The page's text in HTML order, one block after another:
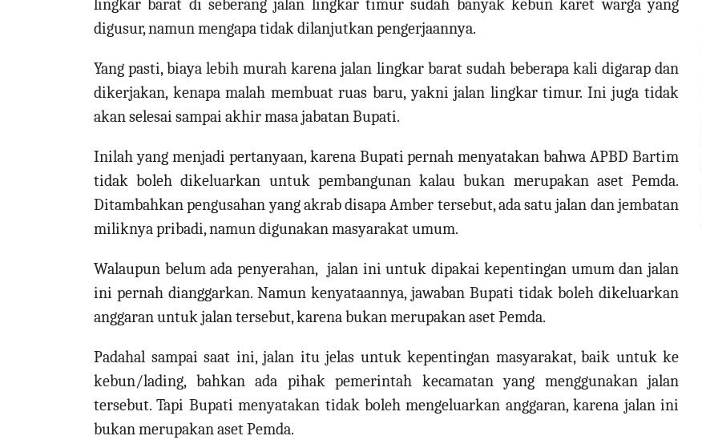
lingkar barat di seberang jalan lingkar timur sudah banyak kebun karet warga yang
digusur, namun mengapa tidak dilanjutkan pengerjaannya.
Yang pasti, biaya lebih murah karena jalan lingkar barat sudah beberapa kali digarap dan
dikerjakan, kenapa malah membuat ruas baru, yakni jalan lingkar timur. Ini juga tidak
akan selesai sampai akhir masa jabatan Bupati.
Inilah yang menjadi pertanyaan, karena Bupati pernah menyatakan bahwa APBD Bartim
tidak boleh dikeluarkan untuk pembangunan kalau bukan merupakan aset Pemda.
Ditambahkan pengusahan yang akrab disapa Amber tersebut, ada satu jalan dan jembatan
miliknya pribadi, namun digunakan masyarakat umum.
Walaupun belum ada penyerahan, jalan ini untuk dipakai kepentingan umum dan jalan
ini pernah dianggarkan. Namun kenyataannya, jawaban Bupati tidak boleh dikeluarkan
anggaran untuk jalan tersebut, karena bukan merupakan aset Pemda.
Padahal sampai saat ini, jalan itu jelas untuk kepentingan masyarakat, baik untuk ke
kebun/lading, bahkan ada pihak pemerintah kecamatan yang menggunakan jalan
tersebut. Tapi Bupati menyatakan tidak boleh mengeluarkan anggaran, karena jalan ini
bukan merupakan aset Pemda.